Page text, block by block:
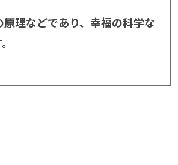
理などであり、幸福の科学な